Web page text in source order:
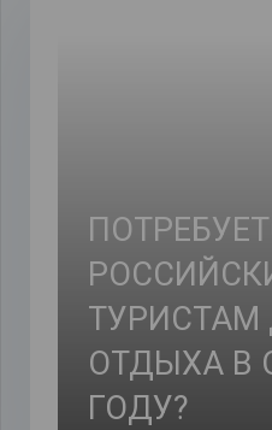
ТУРИСТАМ
ОТДЫХА В
ГОДУ?